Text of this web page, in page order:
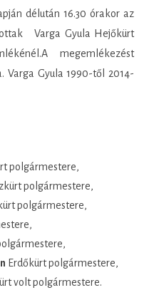
délután 16.30 órakor az
Varga Gyula Hejőkürt
megemlékezést
Gyula 1990-től 2014-
polgármestere,
polgármestere,
polgármestere,
Erdőkürt polgármestere,
volt polgármestere.